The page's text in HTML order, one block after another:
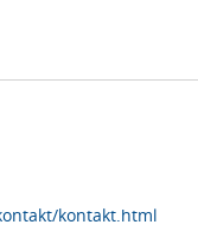
kontakt.html